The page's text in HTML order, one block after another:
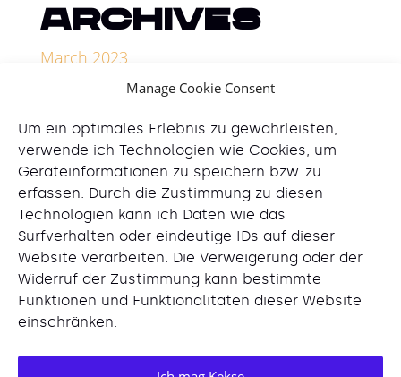
Manage Cookie Consent
Um ein optimales Erlebnis zu gewährleisten,
verwende ich Technologien wie Cookies, um
Geräteinformationen zu speichern bzw. zu
erfassen. Durch die Zustimmung zu diesen
Technologien kann ich Daten wie das
Surfverhalten oder eindeutige IDs auf dieser
Website verarbeiten. Die Verweigerung oder der
Widerruf der Zustimmung kann bestimmte
Funktionen und Funktionalitäten dieser Website
einschränken.
Archives
March 2023
Categories
Uncategorized
© Lisa-Justine Schmidt 2026